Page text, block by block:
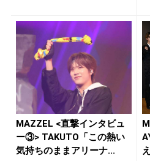
MAZZEL <直撃インタビュ
ー③> TAKUTO「この熱い
気持ちのままアリーナ...